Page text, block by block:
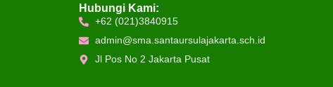
Hubungi Kami:
+62 (021)3840915
admin@sma.santaursulajakarta.sch.id
Jl Pos No 2 Jakarta Pusat